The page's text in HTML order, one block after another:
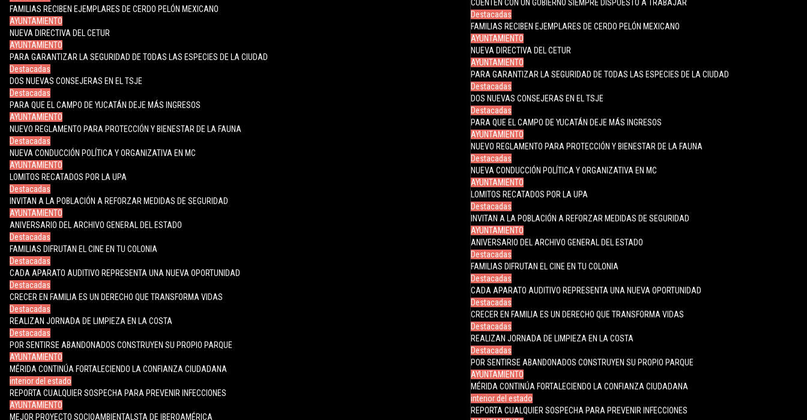
FAMILIAS RECIBEN EJEMPLARES DE CERDO PELÓN MEXICANO
AYUNTAMIENTO
NUEVA DIRECTIVA DEL CETUR
AYUNTAMIENTO
PARA GARANTIZAR LA SEGURIDAD DE TODAS LAS ESPECIES DE LA CIUDAD
Destacadas
DOS NUEVAS CONSEJERAS EN EL TSJE
Destacadas
PARA QUE EL CAMPO DE YUCATÁN DEJE MÁS INGRESOS
AYUNTAMIENTO
NUEVO REGLAMENTO PARA PROTECCIÓN Y BIENESTAR DE LA FAUNA
Destacadas
NUEVA CONDUCCIÓN POLÍTICA Y ORGANIZATIVA EN MC
AYUNTAMIENTO
LOMITOS RECATADOS POR LA UPA
Destacadas
INVITAN A LA POBLACIÓN A REFORZAR MEDIDAS DE SEGURIDAD
AYUNTAMIENTO
ANIVERSARIO DEL ARCHIVO GENERAL DEL ESTADO
Destacadas
FAMILIAS DIFRUTAN EL CINE EN TU COLONIA
Destacadas
CADA APARATO AUDITIVO REPRESENTA UNA NUEVA OPORTUNIDAD
Destacadas
CRECER EN FAMILIA ES UN DERECHO QUE TRANSFORMA VIDAS
Destacadas
REALIZAN JORNADA DE LIMPIEZA EN LA COSTA
Destacadas
POR SENTIRSE ABANDONADOS CONSTRUYEN SU PROPIO PARQUE
AYUNTAMIENTO
MÉRIDA CONTINÚA FORTALECIENDO LA CONFIANZA CIUDADANA
interior del estado
REPORTA CUALQUIER SOSPECHA PARA PREVENIR INFECCIONES
AYUNTAMIENTO
MEJOR PROYECTO SOCIOAMBIENTALSTA DE IBEROAMÉRICA
CUENTEN CON UN GOBIERNO SIEMPRE DISPUESTO A TRABAJAR
Destacadas
FAMILIAS RECIBEN EJEMPLARES DE CERDO PELÓN MEXICANO
AYUNTAMIENTO
NUEVA DIRECTIVA DEL CETUR
AYUNTAMIENTO
PARA GARANTIZAR LA SEGURIDAD DE TODAS LAS ESPECIES DE LA CIUDAD
Destacadas
DOS NUEVAS CONSEJERAS EN EL TSJE
Destacadas
PARA QUE EL CAMPO DE YUCATÁN DEJE MÁS INGRESOS
AYUNTAMIENTO
NUEVO REGLAMENTO PARA PROTECCIÓN Y BIENESTAR DE LA FAUNA
Destacadas
NUEVA CONDUCCIÓN POLÍTICA Y ORGANIZATIVA EN MC
AYUNTAMIENTO
LOMITOS RECATADOS POR LA UPA
Destacadas
INVITAN A LA POBLACIÓN A REFORZAR MEDIDAS DE SEGURIDAD
AYUNTAMIENTO
ANIVERSARIO DEL ARCHIVO GENERAL DEL ESTADO
Destacadas
FAMILIAS DIFRUTAN EL CINE EN TU COLONIA
Destacadas
CADA APARATO AUDITIVO REPRESENTA UNA NUEVA OPORTUNIDAD
Destacadas
CRECER EN FAMILIA ES UN DERECHO QUE TRANSFORMA VIDAS
Destacadas
REALIZAN JORNADA DE LIMPIEZA EN LA COSTA
Destacadas
POR SENTIRSE ABANDONADOS CONSTRUYEN SU PROPIO PARQUE
AYUNTAMIENTO
MÉRIDA CONTINÚA FORTALECIENDO LA CONFIANZA CIUDADANA
interior del estado
REPORTA CUALQUIER SOSPECHA PARA PREVENIR INFECCIONES